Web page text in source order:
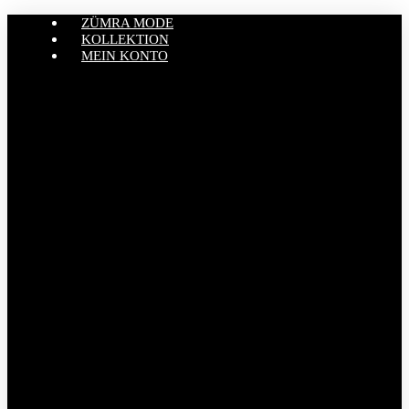
ZÜMRA MODE
KOLLEKTION
MEIN KONTO